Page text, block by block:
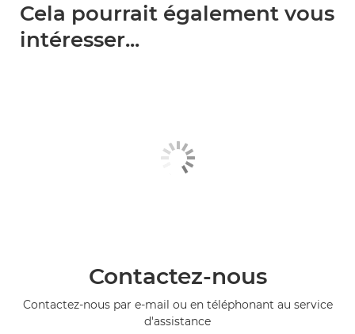
Cela pourrait également vous
intéresser...
Contactez-nous
Contactez-nous par e-mail ou en téléphonant au service
d'assistance